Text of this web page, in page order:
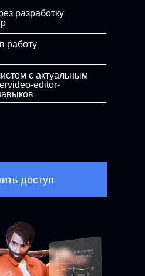
разработку
работу
с актуальным
editor-
доступ